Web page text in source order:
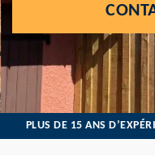
PLUS DE 15 ANS